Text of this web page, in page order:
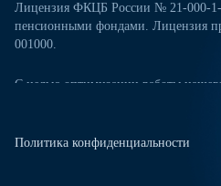
Лицензия ФКЦБ России № 21-000-1-
пенсионными фондами. Лицензия
001000.
С целью оптимизации работы
сайте. Куки-файлы — это небольшие
Политика конфиденциальности